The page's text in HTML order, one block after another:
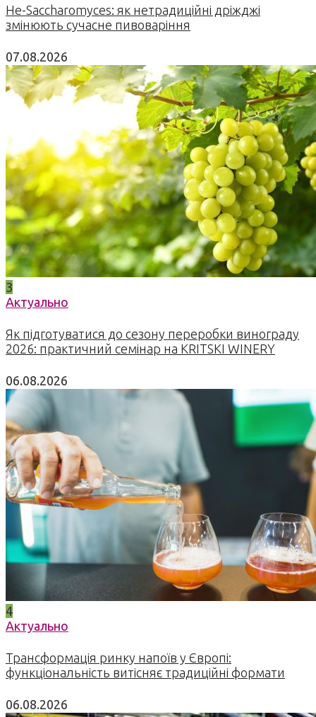
Не-Saccharomyces: як нетрадиційні дріжджі
змінюють сучасне пивоваріння
07.08.2026
3
Актуально
Як підготуватися до сезону переробки винограду
2026: практичний семінар на KRITSKI WINERY
06.08.2026
4
Актуально
Трансформація ринку напоїв у Європі:
функціональність витісняє традиційні формати
06.08.2026